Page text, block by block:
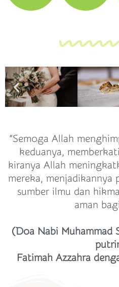
“Semoga Allah
keduanya,
kiranya Allah
mereka, menjadikannya
sumber ilmu dan
aman
(Doa Nabi Muhammad
Fatimah Azzahra